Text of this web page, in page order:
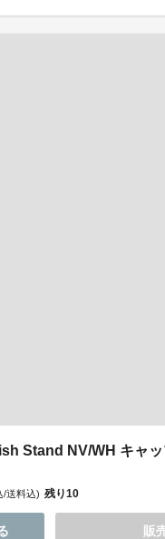
Stand NV/WH キャ
/送料込) 残り10
販